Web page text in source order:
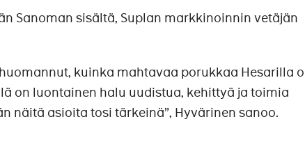
Sanoman sisältä, Suplan markkinoinnin vetäjän
kuinka mahtavaa porukkaa Hesarilla
on luontainen halu uudistua, kehittyä ja toimia
näitä asioita tosi tärkeinä”, Hyvärinen sanoo.